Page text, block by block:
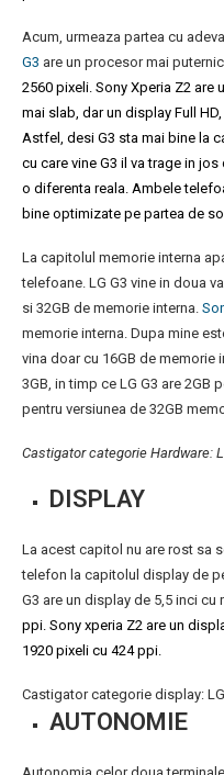
Acum, urmeaza partea cu
G3 are un procesor mai
2560 pixeli. Sony Xperia Z2
mai slab, dar un display Full
Astfel, desi G3 sta mai bine la
cu care vine G3 il va trage in
o diferenta reala. Ambele
bine optimizate pe partea de
La capitolul memorie interna
telefoane. LG G3 vine in doua
si 32GB de memorie interna.
memorie interna. Dupa mine
vina doar cu 16GB de memorie
3GB, in timp ce LG G3 are 2GB
pentru versiunea de 32GB
Castigator categorie Hardware:
DISPLAY
La acest capitol nu are rost sa
telefon la capitolul display de
G3 are un display de 5,5 inci cu
ppi. Sony xperia Z2 are un
1920 pixeli cu 424 ppi.
Castigator categorie display:
AUTONOMIE